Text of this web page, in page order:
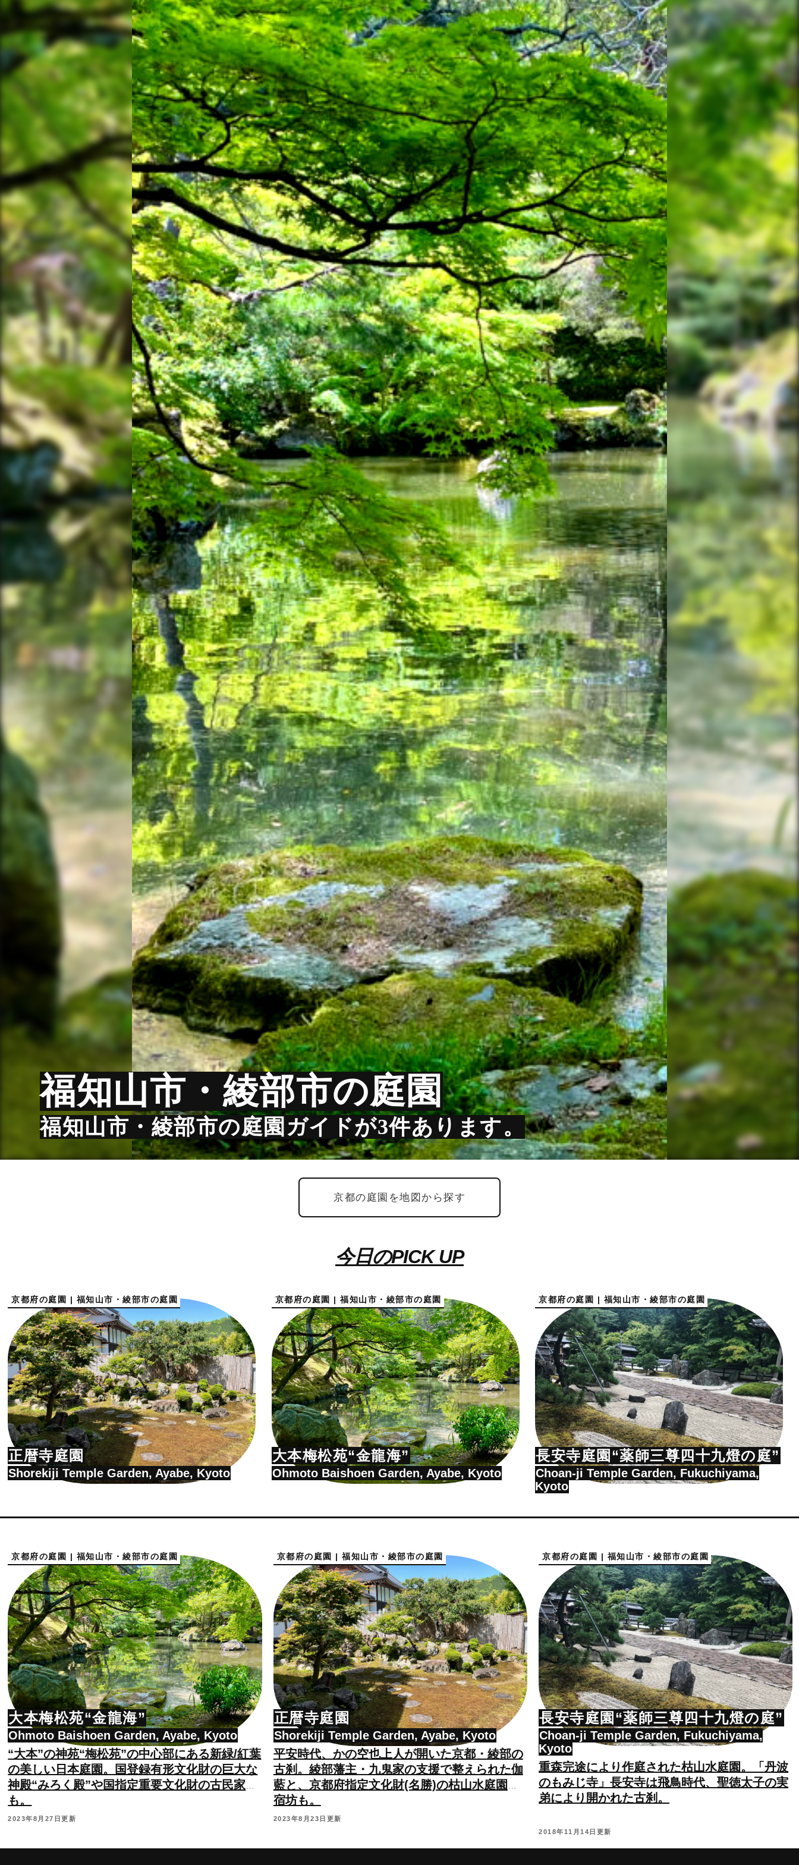
福知山市・綾部市の庭園
福知山市・綾部市の庭園ガイドが3件あります。
京都の庭園を地図から探す
今日のPICK UP
京都府の庭園 | 福知山市・綾部市の庭園
正暦寺庭園
Shorekiji Temple Garden, Ayabe, Kyoto
京都府の庭園 | 福知山市・綾部市の庭園
大本梅松苑“金龍海”
Ohmoto Baishoen Garden, Ayabe, Kyoto
京都府の庭園 | 福知山市・綾部市の庭園
長安寺庭園“薬師三尊四十九燈の庭”
Choan-ji Temple Garden, Fukuchiyama,
Kyoto
京都府の庭園 | 福知山市・綾部市の庭園
大本梅松苑“金龍海”
Ohmoto Baishoen Garden, Ayabe, Kyoto
“大本”の神苑“梅松苑”の中心部にある新緑/紅葉
の美しい日本庭園。国登録有形文化財の巨大な
神殿“みろく殿”や国指定重要文化財の古民家
も。
2023年8月27日更新
京都府の庭園 | 福知山市・綾部市の庭園
正暦寺庭園
Shorekiji Temple Garden, Ayabe, Kyoto
平安時代、かの空也上人が開いた京都・綾部の
古刹。綾部藩主・九鬼家の支援で整えられた伽
藍と、京都府指定文化財(名勝)の枯山水庭園。
宿坊も。
2023年8月23日更新
京都府の庭園 | 福知山市・綾部市の庭園
長安寺庭園“薬師三尊四十九燈の庭”
Choan-ji Temple Garden, Fukuchiyama,
Kyoto
重森完途により作庭された枯山水庭園。「丹波
のもみじ寺」長安寺は飛鳥時代、聖徳太子の実
弟により開かれた古刹。
2018年11月14日更新